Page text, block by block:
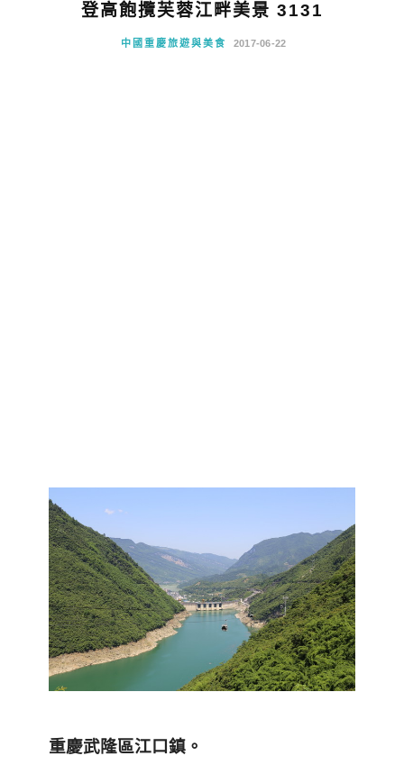
登高飽攬芙蓉江畔美景 3131
中國重慶旅遊與美食 2017-06-22
重慶武隆區江口鎮 。